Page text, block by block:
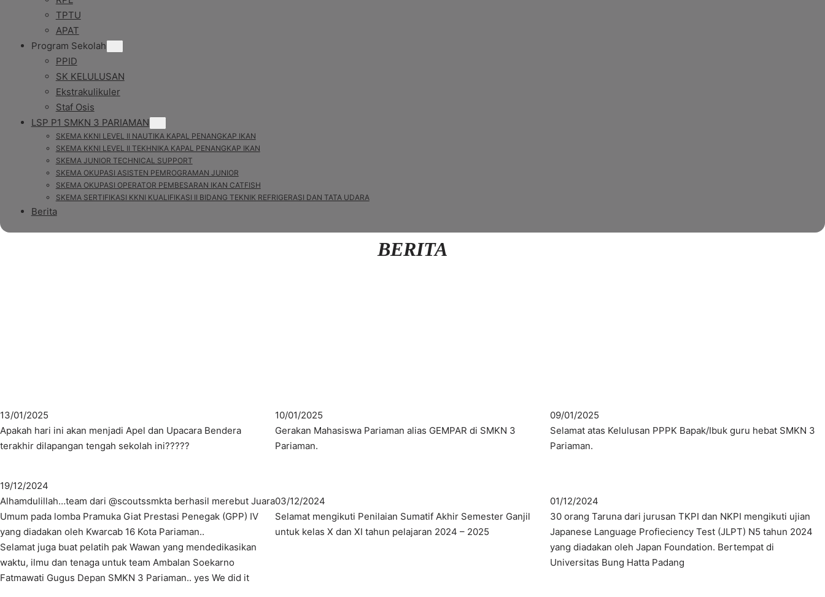
TPTU
APAT
Program Sekolah
PPID
SK KELULUSAN
Ekstrakulikuler
Staf Osis
LSP P1 SMKN 3 PARIAMAN
SKEMA KKNI LEVEL II NAUTIKA KAPAL PENANGKAP IKAN
SKEMA KKNI LEVEL II TEKHNIKA KAPAL PENANGKAP IKAN
SKEMA JUNIOR TECHNICAL SUPPORT
SKEMA OKUPASI ASISTEN PEMROGRAMAN JUNIOR
SKEMA OKUPASI OPERATOR PEMBESARAN IKAN CATFISH
SKEMA SERTIFIKASI KKNI KUALIFIKASI II BIDANG TEKNIK REFRIGERASI DAN TATA UDARA
Berita
BERITA
13/01/2025
Apakah hari ini akan menjadi Apel dan Upacara Bendera
terakhir dilapangan tengah sekolah ini?????
19/12/2024
Alhamdulillah…team dari @scoutssmkta berhasil merebut Juara
Umum pada lomba Pramuka Giat Prestasi Penegak (GPP) IV
yang diadakan oleh Kwarcab 16 Kota Pariaman..
Selamat juga buat pelatih pak Wawan yang mendedikasikan
waktu, ilmu dan tenaga untuk team Ambalan Soekarno
Fatmawati Gugus Depan SMKN 3 Pariaman.. yes We did it
10/01/2025
Gerakan Mahasiswa Pariaman alias GEMPAR di SMKN 3
Pariaman.
03/12/2024
Selamat mengikuti Penilaian Sumatif Akhir Semester Ganjil
untuk kelas X dan XI tahun pelajaran 2024 – 2025
09/01/2025
Selamat atas Kelulusan PPPK Bapak/Ibuk guru hebat SMKN 3
Pariaman.
01/12/2024
30 orang Taruna dari jurusan TKPI dan NKPI mengikuti ujian
Japanese Language Profieciency Test (JLPT) N5 tahun 2024
yang diadakan oleh Japan Foundation. Bertempat di
Universitas Bung Hatta Padang